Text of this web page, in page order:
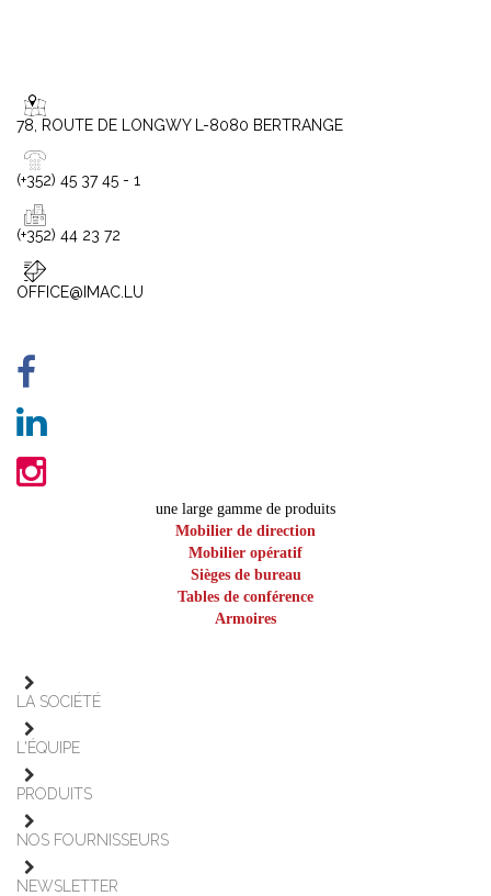
78, ROUTE DE LONGWY L-8080 BERTRANGE
(+352) 45 37 45 - 1
(+352) 44 23 72
OFFICE@IMAC.LU
une large gamme de produits
Mobilier de direction
Mobilier opératif
Sièges de bureau
Tables de conférence
Armoires
LA SOCIÉTÉ
L'ÉQUIPE
PRODUITS
NOS FOURNISSEURS
NEWSLETTER